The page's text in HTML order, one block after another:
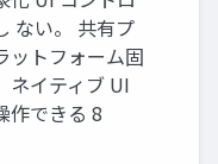
ない。 共有プ
ットフォーム固
ネイティブ UI
作できる 8